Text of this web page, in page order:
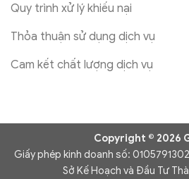
Quy trình xử lý khiếu nại
Thỏa thuận sử dụng dịch vụ
Cam kết chất lượng dịch vụ
Copyright © 2026
Giấy phép kinh doanh số:
Sở Kế Hoạch và Đầu Tư